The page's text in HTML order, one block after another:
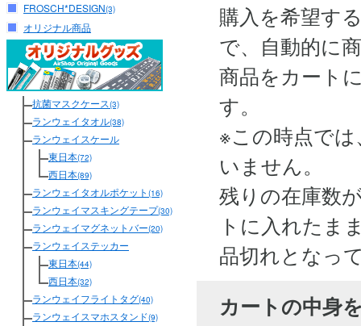
FROSCH*DESIGN(3)
オリジナル商品
抗菌マスクケース(3)
ランウェイタオル(38)
ランウェイスケール
東日本(72)
西日本(89)
ランウェイタオルポケット (16)
ランウェイマスキングテープ(30)
ランウェイマグネットバー(20)
ランウェイステッカー
東日本(44)
西日本(32)
ランウェイフライトタグ(40)
ランウェイスマホスタンド(9)
購入を希望す
で、自動的に
商品をカート
す。
※この時点で
いません。
残りの在庫数
トに入れたま
品切れとなっ
カートの中身